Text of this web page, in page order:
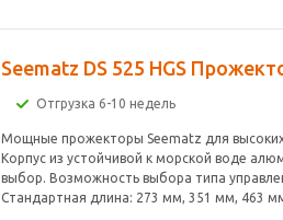
Seematz DS 525 HGS
Отгрузка 6-10 недель
Мощные прожекторы Seematz для высоких
Корпус из устойчивой к морской воде
выбор. Возможность выбора типа
Стандартная длина: 273 мм, 351 мм, 463